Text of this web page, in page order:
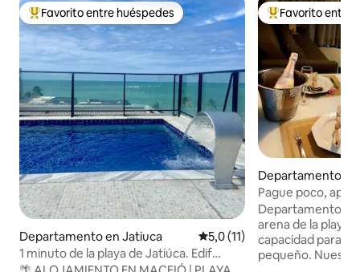
Favorito entre los huéspedes más destacados
Favorito entre huéspedes
Departamento en Jatiuca Calificación promedio: 5,0 de
5,0 (11)
1 minuto de la playa de Jatiúca. Edif
Ametista II
Favorito entre
Favorito entre
Departamento
residencial en
Pague poco, apto
m de la playa
Departamento a
arena de la playa
capacidad para 4
pequeño. Nuestro espacio cuenta con